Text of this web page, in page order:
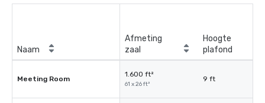
Naam
Afmeting
zaal
Hoogte
plafond
Meeting Room
1.600 ft²
61 x 26 ft²
9 ft